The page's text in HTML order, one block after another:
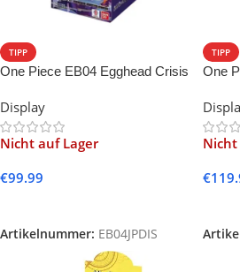
TIPP
One Piece EB04 Egghead Crisis
Display
Nicht auf Lager
€99.99
Artikelnummer: EB04JPDIS
TIPP
One
Nicht
€